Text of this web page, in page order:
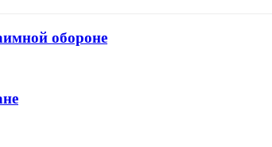
обороне